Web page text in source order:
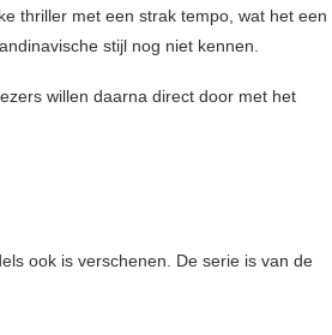
thriller met een strak tempo, wat het een
stijl nog niet kennen.
willen daarna direct door met het
ook is verschenen. De serie is van de